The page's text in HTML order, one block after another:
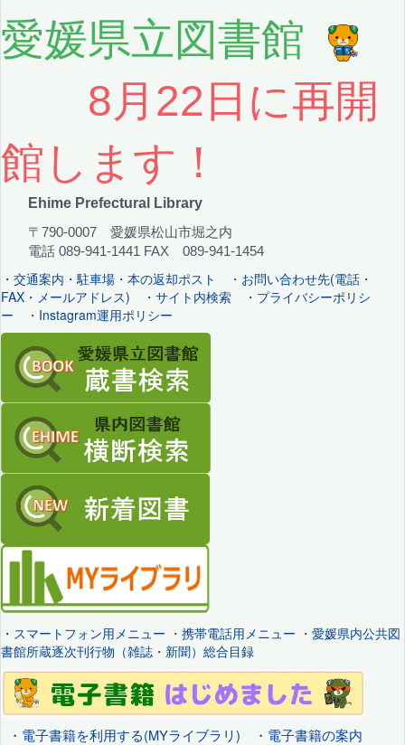
愛媛県立図書館
8月22日に再開
館します！
Ehime Prefectural Library
〒790-0007 愛媛県松山市堀之内
電話 089-941-1441 FAX 089-941-1454
・ 交通案内・駐車場・本の返却ポスト ・ お問い合わせ先(電話・
FAX・メールアドレス) ・ サイト内検索 ・ プライバシーポリシ
ー ・ Instagram運用ポリシー
・ スマートフォン用メニュー ・ 携帯電話用メニュー ・ 愛媛県内公共図
書館所蔵逐次刊行物（雑誌・新聞）総合目録
・ 電子書籍を利用する(MYライブラリ) ・ 電子書籍の案内